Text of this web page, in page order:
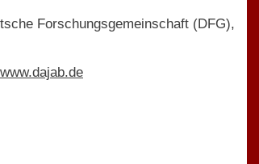
Forschungsgemeinschaft (DFG),
www.dajab.de